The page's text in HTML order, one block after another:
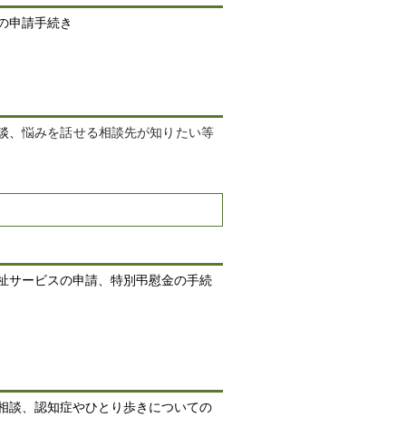
申請手続き
、悩みを話せる相談先が知りたい等
サービスの申請、特別弔慰金の手続
談、認知症やひとり歩きについての